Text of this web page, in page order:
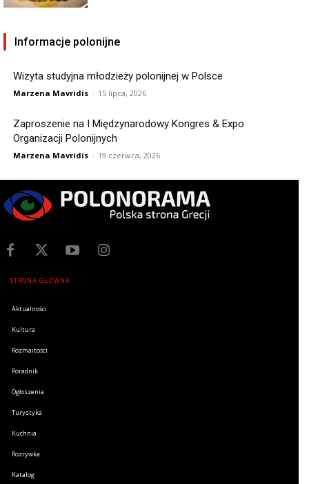
Informacje polonijne
Wizyta studyjna młodzieży polonijnej w Polsce
Marzena Mavridis - 15 lipca, 2026
Zaproszenie na I Międzynarodowy Kongres & Expo
Organizacji Polonijnych
Marzena Mavridis - 19 czerwca, 2026
STRONA GŁÓWNA
Aktualności
Kultura
Rozmaitości
Poradnik
Ogłoszenia
Turystyka
Kuchnia
Rozrywka
Katalog